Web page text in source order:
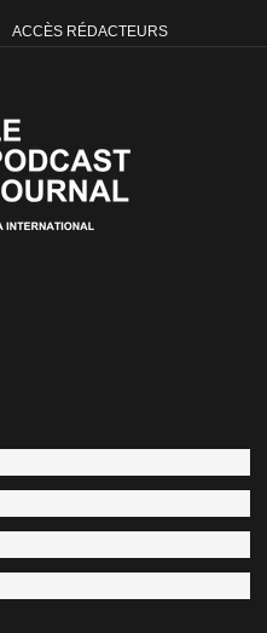
ACCÈS RÉDACTEURS